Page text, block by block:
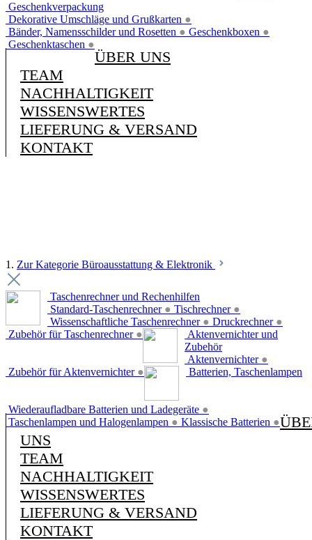
Geschenkverpackung
Dekorative Umschläge und Grußkarten ●
Bänder, Namensschilder und Rosetten ● Geschenkboxen ●
Geschenktaschen ●
ÜBER UNS
TEAM
NACHHALTIGKEIT
WISSENSWERTES
LIEFERUNG & VERSAND
KONTAKT
1. Zur Kategorie Büroausstattung & Elektronik
Taschenrechner und Rechenhilfen
Standard-Taschenrechner ● Tischrechner ●
Wissenschaftliche Taschenrechner ● Druckrechner ●
Zubehör für Taschenrechner ●
Aktenvernichter und
Zubehör
Aktenvernichter ●
Zubehör für Aktenvernichter ● Batterien, Taschenlampen
Wiederaufladbare Batterien und Ladegeräte ●
Taschenlampen und Halogenlampen ● Klassische Batterien ●
UNS
TEAM
NACHHALTIGKEIT
WISSENSWERTES
LIEFERUNG & VERSAND
KONTAKT